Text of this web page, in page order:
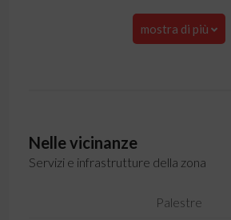
mostra di più
Nelle vicinanze
Servizi e infrastrutture della zona
Palestre